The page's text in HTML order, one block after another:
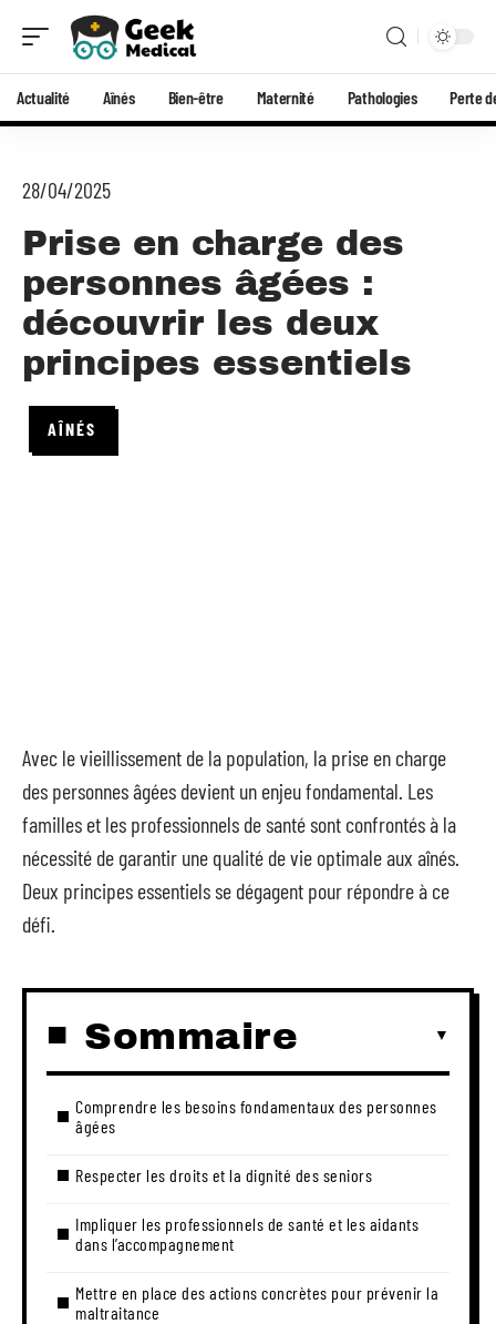
Actualité Aînés Bien-être Maternité Pathologies Perte
28/04/2025
Prise en charge des
personnes âgées :
découvrir les deux
principes essentiels
AÎNÉS
Avec le vieillissement de la population, la prise en charge
des personnes âgées devient un enjeu fondamental. Les
familles et les professionnels de santé sont confrontés à la
nécessité de garantir une qualité de vie optimale aux aînés.
Deux principes essentiels se dégagent pour répondre à ce
défi.
Sommaire
Comprendre les besoins fondamentaux des personnes
âgées
Respecter les droits et la dignité des seniors
Impliquer les professionnels de santé et les aidants
dans l’accompagnement
Mettre en place des actions concrètes pour prévenir la
maltraitance